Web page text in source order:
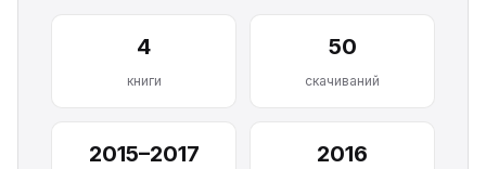
4
книги
50
скачиваний
2015–2017 2016